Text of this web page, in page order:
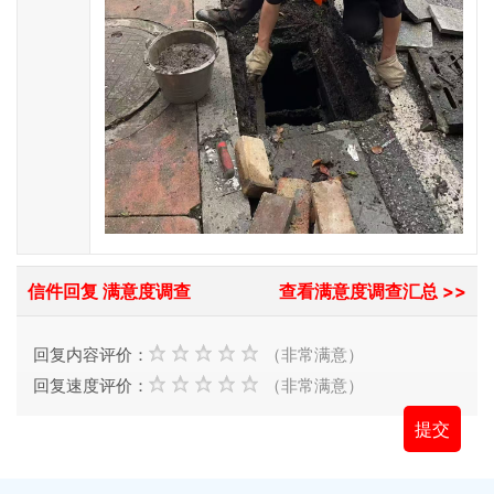
信件回复 满意度调查 查看满意度调查汇总 >>
回复内容评价：
（非常满意）
回复速度评价：
（非常满意）